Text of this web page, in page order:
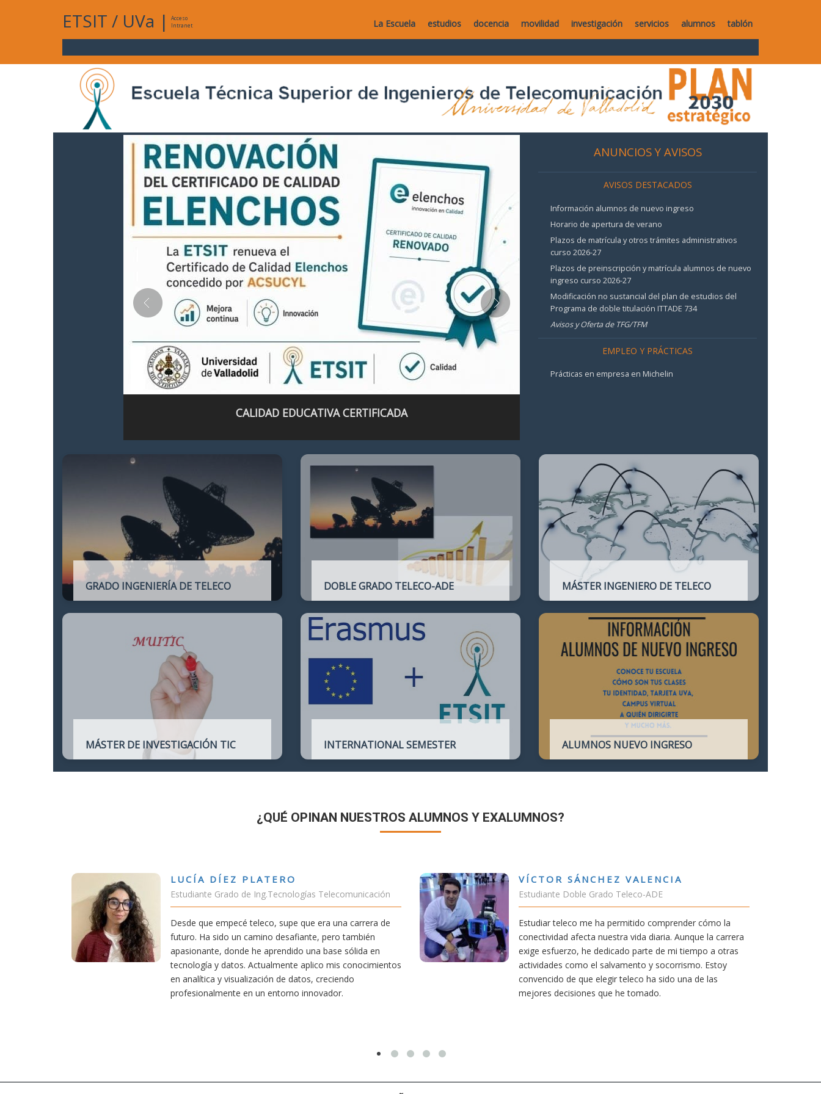
ETSIT / UVa |
Acceso
Intranet
La Escuela estudios docencia movilidad investigación servicios alumnos tablón
CALIDAD EDUCATIVA CERTIFICADA
ANUNCIOS Y AVISOS
AVISOS DESTACADOS
Información alumnos de nuevo ingreso
Horario de apertura de verano
Plazos de matrícula y otros trámites administrativos
curso 2026-27
Plazos de preinscripción y matrícula alumnos de nuevo
ingreso curso 2026-27
Modificación no sustancial del plan de estudios del
Programa de doble titulación ITTADE 734
Avisos y Oferta de TFG/TFM
EMPLEO Y PRÁCTICAS
Prácticas en empresa en Michelin
GRADO INGENIERÍA DE TELECO DOBLE GRADO TELECO-ADE
Ingeniería de Telecomunicación con la de
Administración y Dirección de Empresas
MÁSTER INGENIERO DE TELECO
profesionales del Ingeniero de
Telecomunicación y que habilita para el
ejercicio de la profesión.
MÁSTER DE INVESTIGACIÓN TIC INTERNATIONAL SEMESTER ALUMNOS NUEVO INGRESO
¿QUÉ OPINAN NUESTROS ALUMNOS Y EXALUMNOS?
DÍEZ PLATERO
Grado de Ing.Tecnologías Telecomunicación
empecé teleco, supe que era una carrera de
sido un camino desafiante, pero también
donde he aprendido una base sólida en
y datos. Actualmente aplico mis conocimientos
VÍCTOR SÁNCHEZ VALENCIA
Estudiante Doble Grado Teleco-ADE
Estudiar teleco me ha permitido comprender cómo la
conectividad afecta nuestra vida diaria. Aunque la carrera
exige esfuerzo, he dedicado parte de mi tiempo a otras
actividades como el salvamento y socorrismo. Estoy
convencido de que elegir teleco ha sido una de las
mejores decisiones que he tomado.
RUBÉN URRACA TORICES
En cualquier carrera necesitas una
mía siempre ha sido poder trabajar en
carrera de teleco me dará la
Aunque al principio parezca duro, uno
mereció la pena por las múltiples